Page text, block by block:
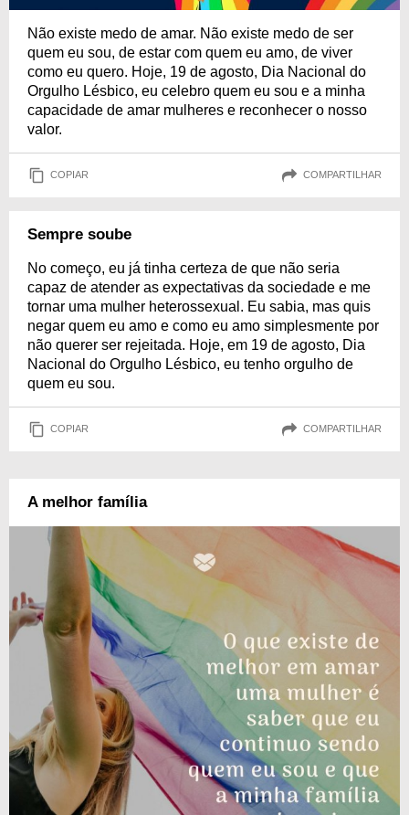
Não existe medo de amar. Não existe medo de ser
quem eu sou, de estar com quem eu amo, de viver
como eu quero. Hoje, 19 de agosto, Dia Nacional do
Orgulho Lésbico, eu celebro quem eu sou e a minha
capacidade de amar mulheres e reconhecer o nosso
valor.
COPIAR COMPARTILHAR
Sempre soube
No começo, eu já tinha certeza de que não seria
capaz de atender as expectativas da sociedade e me
tornar uma mulher heterossexual. Eu sabia, mas quis
negar quem eu amo e como eu amo simplesmente por
não querer ser rejeitada. Hoje, em 19 de agosto, Dia
Nacional do Orgulho Lésbico, eu tenho orgulho de
quem eu sou.
COPIAR COMPARTILHAR
A melhor família